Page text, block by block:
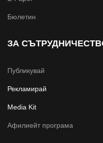
Бюлетин
ЗА
Публикувай
Рекламирай
Media Kit
Афилиейт програма